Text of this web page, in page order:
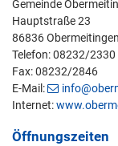
Gemeinde
Hauptstraße 23
86836 Obermeitingen
Telefon: 08232/2330
Fax: 08232/2846
E-Mail:
Internet:
Öffnungszeiten